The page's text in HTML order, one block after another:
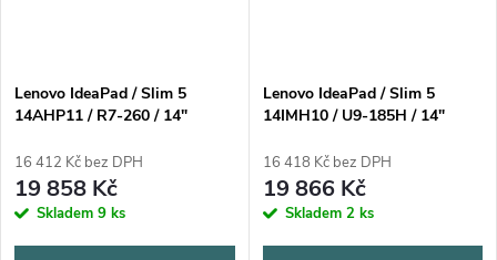
Lenovo IdeaPad / Slim 5
14AHP11 / R7-260 / 14"
AMD int / W11H / Gray / 2R
16 412 Kč bez DPH
19 858 Kč
Skladem 9 ks
Lenovo IdeaPad / Slim 5
14IMH10 / U9-185H / 14"
Intel int / bez OS / Blue / 2R
16 418 Kč bez DPH
19 866 Kč
Skladem 2 ks